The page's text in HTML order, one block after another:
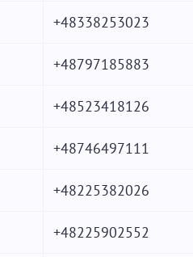
+48338253023
+48797185883
+48523418126
+48746497111
+48225382026
+48225902552